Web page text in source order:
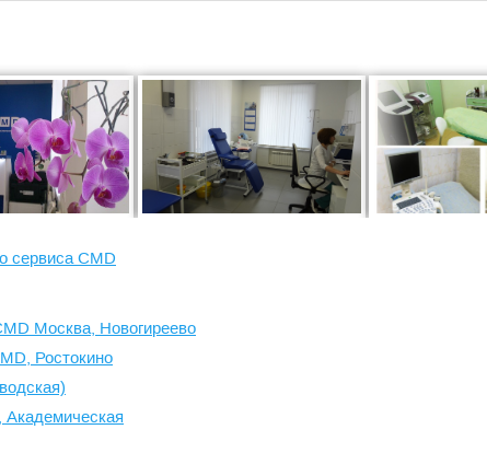
центров напрямую связана с
различных опасных
в кратчайшие сроки может
ПЦР-тестов, разработанных в
уровне. Так, например, мы
атипичной пневмонии (SARS)
методических рекомендаций,
диагностике,
Также мы осуществляем
диагностической
и практическую
медицинских учреждений,
и расшифровке
сервиса CMD
Москва, Новогиреево
Ростокино
Академическая